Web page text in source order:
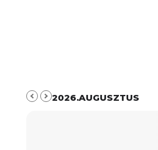
2026.AUGUSZTUS